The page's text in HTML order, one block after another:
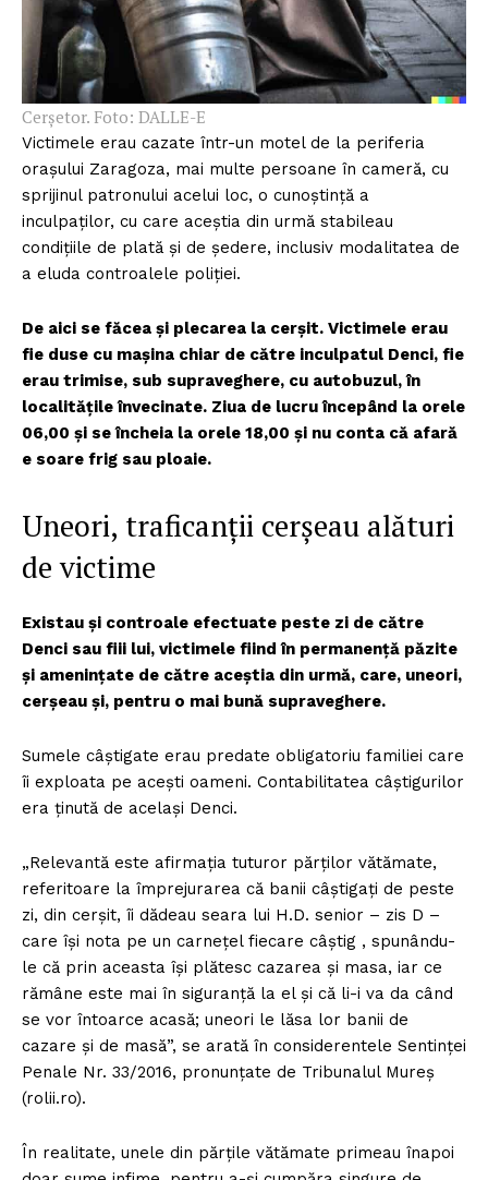
FREEDOM HOUSE ROMÂNIA
PRESShub
Despre noi / Echipa
Proiecte editoriale
Rețea
Cerșetor. Foto: DALLE-E
Victimele erau cazate într-un motel de la periferia
orașului Zaragoza, mai multe persoane în cameră, cu
sprijinul patronului acelui loc, o cunoștință a
inculpaților, cu care aceștia din urmă stabileau
condițiile de plată și de ședere, inclusiv modalitatea de
a eluda controalele poliției.
De aici se făcea și plecarea la cerșit. Victimele erau
fie duse cu mașina chiar de către inculpatul Denci, fie
erau trimise, sub supraveghere, cu autobuzul, în
localitățile învecinate. Ziua de lucru începând la orele
06,00 și se încheia la orele 18,00 și nu conta că afară
e soare frig sau ploaie.
Uneori, traficanții cerșeau alături
de victime
Existau și controale efectuate peste zi de către
Denci sau fiii lui, victimele fiind în permanență păzite
și amenințate de către aceștia din urmă, care, uneori,
cerșeau și, pentru o mai bună supraveghere.
Sumele câștigate erau predate obligatoriu familiei care
îi exploata pe acești oameni. Contabilitatea câștigurilor
era ținută de același Denci.
„Relevantă este afirmația tuturor părților vătămate,
referitoare la împrejurarea că banii câștigați de peste
zi, din cerșit, îi dădeau seara lui H.D. senior – zis D –
care își nota pe un carnețel fiecare câștig , spunându-
le că prin aceasta își plătesc cazarea și masa, iar ce
rămâne este mai în siguranță la el și că li-i va da când
se vor întoarce acasă; uneori le lăsa lor banii de
cazare și de masă”, se arată în considerentele Sentinței
Penale Nr. 33/2016, pronunțate de Tribunalul Mureș
(rolii.ro).
În realitate, unele din părțile vătămate primeau înapoi